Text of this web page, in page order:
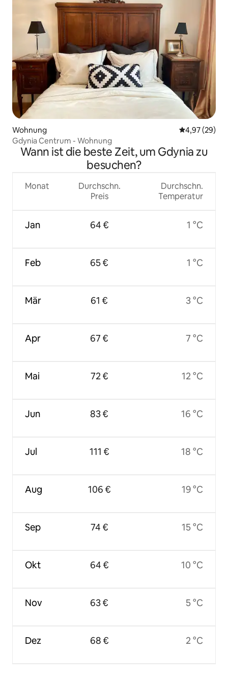
Wohnung
4,97 (29)
Gdynia Centrum - Wohnung
Wann ist die beste Zeit, um Gdynia zu
besuchen?
Monat
Jan
Feb
Mär
Apr
Mai
Jun
Jul
Aug
Sep
Okt
Nov
Dez
Durchschn.
Preis
64 €
65 €
61 €
67 €
72 €
83 €
111 €
106 €
74 €
64 €
63 €
68 €
Durchschn.
Temperatur
1 °C
1 °C
3 °C
7 °C
12 °C
16 °C
18 °C
19 °C
15 °C
10 °C
5 °C
2 °C